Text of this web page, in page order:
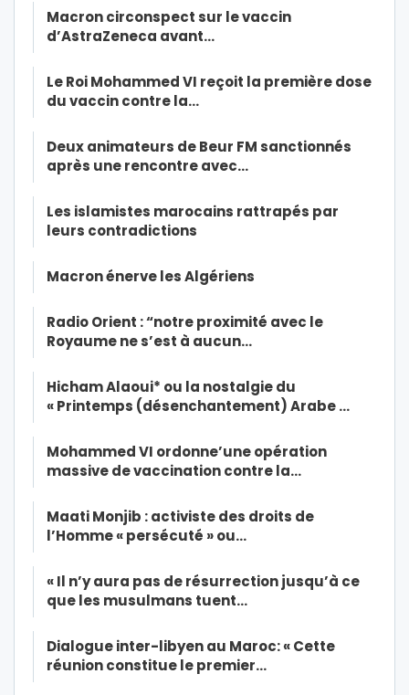
Macron circonspect sur le vaccin
d’AstraZeneca avant…
Le Roi Mohammed VI reçoit la première dose
du vaccin contre la…
Deux animateurs de Beur FM sanctionnés
après une rencontre avec…
Les islamistes marocains rattrapés par
leurs contradictions
Macron énerve les Algériens
Radio Orient : “notre proximité avec le
Royaume ne s’est à aucun…
Hicham Alaoui* ou la nostalgie du
« Printemps (désenchantement) Arabe …
Mohammed VI ordonne’une opération
massive de vaccination contre la…
Maati Monjib : activiste des droits de
l’Homme « persécuté » ou…
« Il n’y aura pas de résurrection jusqu’à ce
que les musulmans tuent…
Dialogue inter-libyen au Maroc: « Cette
réunion constitue le premier…